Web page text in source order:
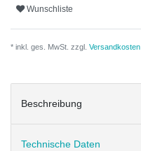
Wunschliste
* inkl. ges. MwSt. zzgl. Versandkosten
Beschreibung
Technische Daten